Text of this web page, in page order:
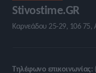
Stivostime.GR
Καρνεάδου 25-29, 106 75,
Τηλέφωνο επικοινωνίας: